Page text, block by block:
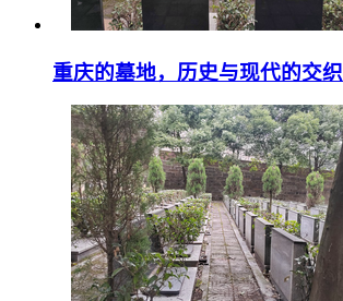
重庆的墓地，历史与现代的交织